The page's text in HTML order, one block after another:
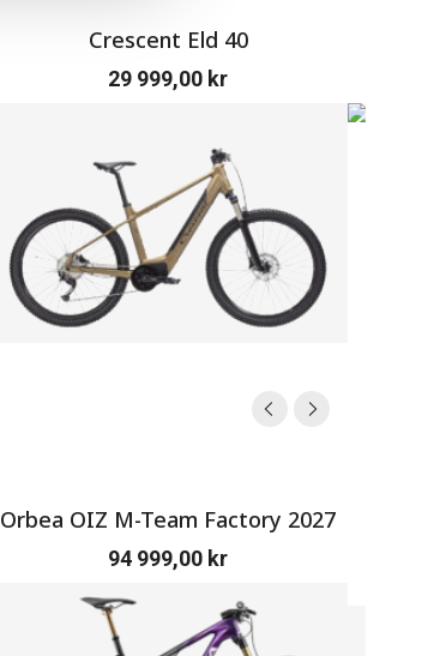
Crescent Eld 40
29 999,00 kr
Orbea OIZ M-Team Factory 2027
94 999,00 kr